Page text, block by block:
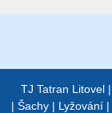
TJ Tatran Litovel |
| Šachy| Lyžování|